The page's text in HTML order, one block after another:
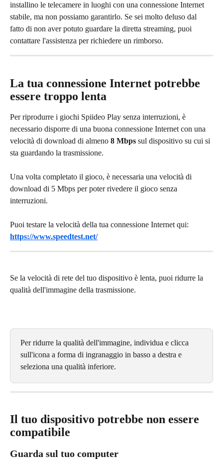
installino le telecamere in luoghi con una connessione Internet
stabile, ma non possiamo garantirlo. Se sei molto deluso dal
fatto di non aver potuto guardare la diretta streaming, puoi
contattare l'assistenza per richiedere un rimborso.
La tua connessione Internet potrebbe
essere troppo lenta
Per riprodurre i giochi Spiideo Play senza interruzioni, è
necessario disporre di una buona connessione Internet con una
velocità di download di almeno 8 Mbps sul dispositivo su cui si
sta guardando la trasmissione.
Una volta completato il gioco, è necessaria una velocità di
download di 5 Mbps per poter rivedere il gioco senza
interruzioni.
Puoi testare la velocità della tua connessione Internet qui:
https://www.speedtest.net/
Se la velocità di rete del tuo dispositivo è lenta, puoi ridurre la
qualità dell'immagine della trasmissione.
Per ridurre la qualità dell'immagine, individua e clicca
sull'icona a forma di ingranaggio in basso a destra e
seleziona una qualità inferiore.
Il tuo dispositivo potrebbe non essere
compatibile
Guarda sul tuo computer